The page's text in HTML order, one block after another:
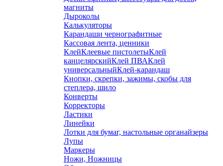
магниты
Дыроколы
Калькуляторы
Карандаши чернографитные
Кассовая лента, ценники
КлейКлеевые пистолетыКлей
канцелярскийКлей ПВАКлей
универсальныйКлей-карандаш
Кнопки, скрепки, зажимы, скобы для
степлера, шило
Конверты
Корректоры
Ластики
Линейки
Лотки для бумаг, настольные органайзеры
Лупы
Маркеры
Ножи, Ножницы